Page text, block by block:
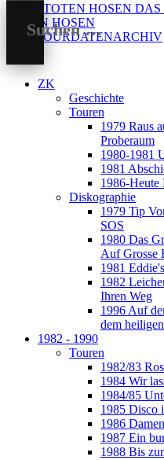
TOTEN HOSEN
DAS TOURDATENARCHIV
ZK
Geschichte
Touren
1979 Raus
Proberaum
1980-1981
1981
1986-Heute
Diskographie
1979 Tip
SOS
1980 Das
Auf Grosse
1981
1982
Ihren Weg
1996 Auf
dem
1982 - 1990
Touren
1982/83
1984 Wir
1984/85
1985 Disco
1986
1987 Ein
1988 Bis